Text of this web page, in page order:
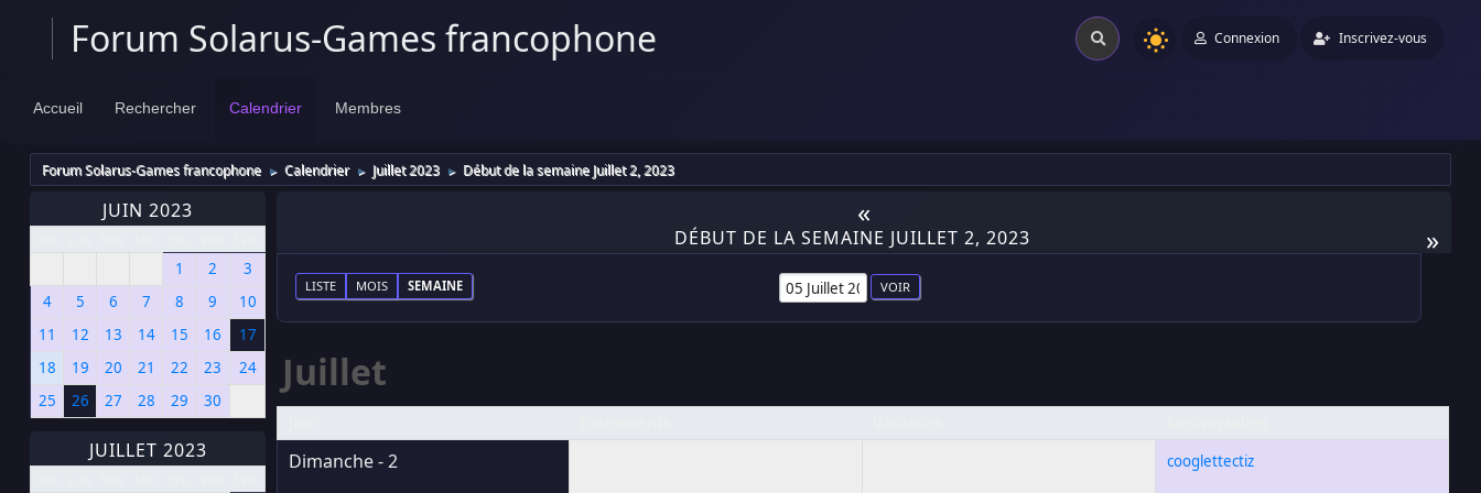
Forum Solarus-Games francophone Connexion Inscrivez-vous
Accueil Rechercher Calendrier Membres
Forum Solarus-Games francophone ► Calendrier ► Juillet 2023 ► Début de la semaine Juillet 2, 2023
JUIN 2023
1 2
3
4
5 6 7 8 9
10
11
12 13 14 15 16
17
18
19 20 21 22 23
24
25
26 27 28 29 30
JUILLET 2023
«
»
DÉBUT DE LA SEMAINE JUILLET 2, 2023
LISTE MOIS SEMAINE
Juillet
Dimanche - 2 cooglettectiz